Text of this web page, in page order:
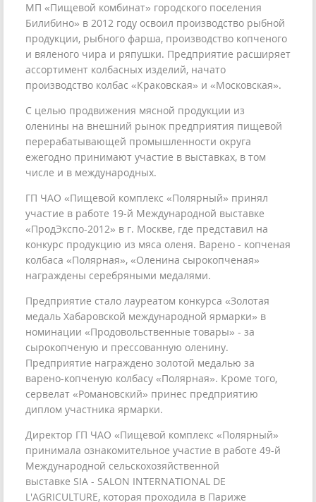
МП «Пищевой комбинат» городского поселения
Билибино» в 2012 году освоил производство рыбной
продукции, рыбного фарша, производство копченого
и вяленого чира и ряпушки. Предприятие расширяет
ассортимент колбасных изделий, начато
производство колбас «Краковская» и «Московская».
С целью продвижения мясной продукции из
оленины на внешний рынок предприятия пищевой
перерабатывающей промышленности округа
ежегодно принимают участие в выставках, в том
числе и в международных.
ГП ЧАО «Пищевой комплекс «Полярный» принял
участие в работе 19-й Международной выставке
«ПродЭкспо-2012» в г. Москве, где представил на
конкурс продукцию из мяса оленя. Варено - копченая
колбаса «Полярная», «Оленина сырокопченая»
награждены серебряными медалями.
Предприятие стало лауреатом конкурса «Золотая
медаль Хабаровской международной ярмарки» в
номинации «Продовольственные товары» - за
сырокопченую и прессованную оленину.
Предприятие награждено золотой медалью за
варено-копченую колбасу «Полярная». Кроме того,
сервелат «Романовский» принес предприятию
диплом участника ярмарки.
Директор ГП ЧАО «Пищевой комплекс «Полярный»
принимала ознакомительное участие в работе 49-й
Международной сельскохозяйственной
выставке SIA - SALON INTERNATIONAL DE
L'AGRICULTURE, которая проходила в Париже